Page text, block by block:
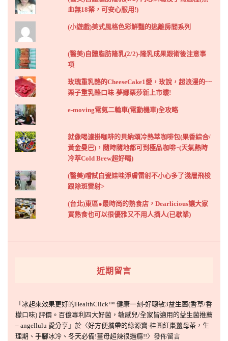
血無18禁，可安心服用!)
(小遊戲)美式風格色彩鮮豔的逃離房間系列
(醫美)自體脂肪隆乳(2/2)-隆乳成果跟術後注意事
項
玫瑰重乳酪的CheeseCake1愛，玫說，超浪漫的~~
栗子重乳酪口味-夢娜栗莎新上市瞜!
e-moving電氣二輪車(電動機車)全攻略
就像喝濾掛咖啡的貝納頌冷熱萃咖啡包(果香綜合/
黃金曼巴)，隨時隨地都可到極品咖啡~(天氣熱時
冷萃Cold Brew超好喝)
(醫美)嚐試白瓷娃哇淨膚雷射不小心多了淺層飛梭
跟除斑雷射>
(台北)東區●最時尚的熟食店，Dearlicious讓大家
買熟食也可以很優雅又不用人擠人(已歇業)
近期留言
「 冰起來效果更好的HealthClick™ 健康一刻-好聰敏3益生菌(香草/香
檬口味) 評價。百億專利四大好菌，敏感兒/全家皆適用的益生菌推薦
– angellulu 愛分享 」於〈好方便攜帶的綠源寶-桂圓紅棗薑母茶，生
理期、手腳冰冷、冬天必備!薑母超辣很過癮!!〉發佈留言